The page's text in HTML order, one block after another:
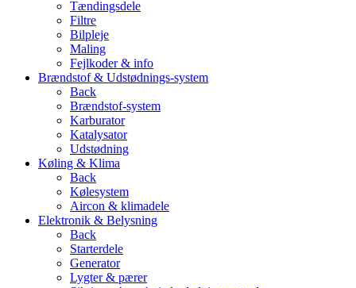
Tændingsdele
Filtre
Bilpleje
Maling
Fejlkoder & info
Brændstof & Udstødnings-system
Back
Brændstof-system
Karburator
Katalysator
Udstødning
Køling & Klima
Back
Kølesystem
Aircon & klimadele
Elektronik & Belysning
Back
Starterdele
Generator
Lygter & pærer